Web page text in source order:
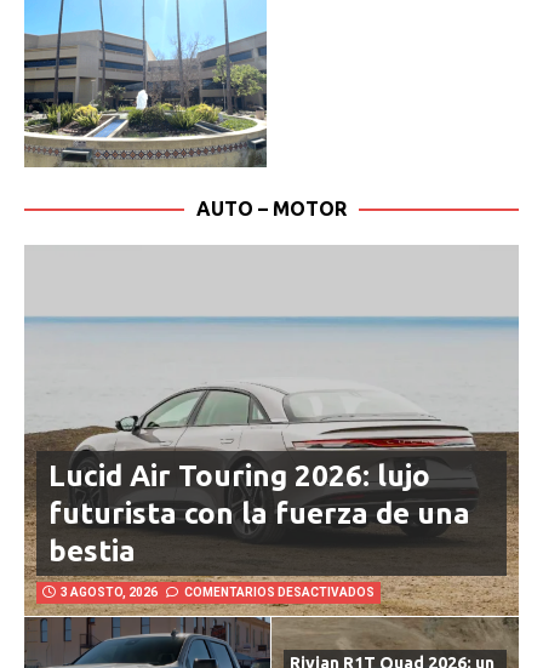
Lucid Air Touring 2026: lujo
futurista con la fuerza de una
bestia
3 AGOSTO, 2026 COMENTARIOS DESACTIVADOS